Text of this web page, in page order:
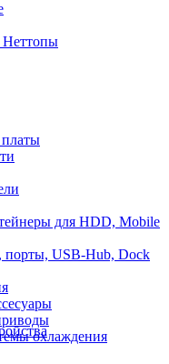
для HDD, Mobile
порты, USB-Hub, Dock
охлаждения